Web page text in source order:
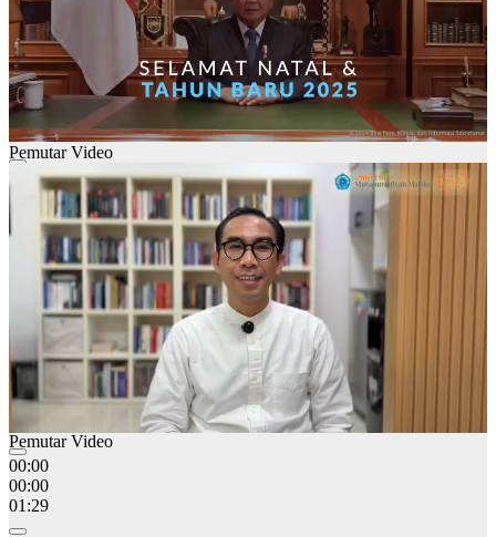
00:00
00:00
01:28
Pemutar Video
00:00
00:00
01:29
Pemutar Video